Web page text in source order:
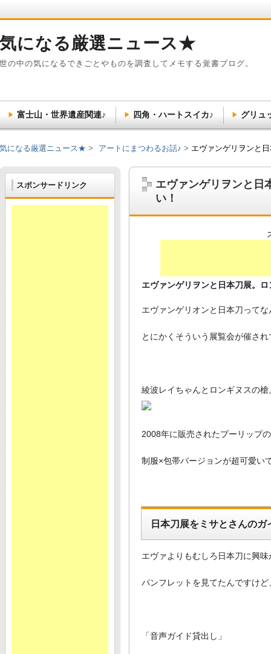
エヴァンゲリヲンと日
い！
エヴァンゲリヲンと日本刀展。
エヴァンゲリオンと日本刀って
とにかくそういう展覧会が催さ
綾波レイちゃんとロンギヌスの槍
2008年に販売されたプーリップ
制服×包帯バージョンが超可愛い
日本刀展をミサとさんの
エヴァよりもむしろ日本刀に興
パンフレットを見てたんですけ
「音声ガイド貸出し」
スポンサードリンク
気になる厳選ニュース★ アートにまつわるお話♪ エヴァンゲリヲンと
気になる厳選ニュース★
世の中の気になるできごとやものを調査してメモする覚書ブログ。
富士山・世界遺産関連♪ 四角・ハートスイカ♪ グリュ